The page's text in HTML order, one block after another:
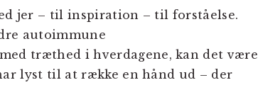
jer – til inspiration – til forståelse.
autoimmune
træthed i hverdagene, kan det være
lyst til at række en hånd ud – der